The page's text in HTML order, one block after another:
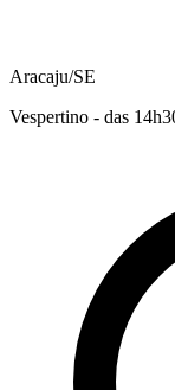
Aracaju/SE
Vespertino - das